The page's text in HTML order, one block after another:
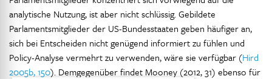
analytische Nutzung, ist aber nicht schlüssig. Gebildete
Parlamentsmitglieder der US-Bundesstaaten geben häufiger an,
sich bei Entscheiden nicht genügend informiert zu fühlen und
Policy-Analyse vermehrt zu verwenden, wäre sie verfügbar (Hird
2005b, 150). Demgegenüber findet Mooney (2012, 31) ebenso für